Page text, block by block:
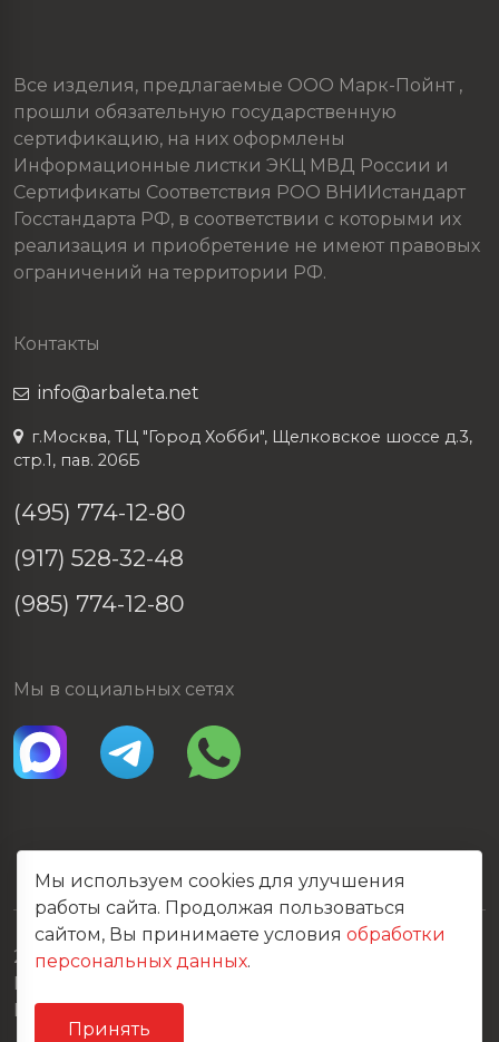
Все изделия, предлагаемые ООО Марк-Пойнт ,
прошли обязательную государственную
сертификацию, на них оформлены
Информационные листки ЭКЦ МВД России и
Сертификаты Соответствия РОО ВНИИстандарт
Госстандарта РФ, в соответствии с которыми их
реализация и приобретение не имеют правовых
ограничений на территории РФ.
Контакты
info@arbaleta.net
г.Москва, ТЦ "Город Хобби", Щелковское шоссе д.3,
стр.1, пав. 206Б
(495) 774-12-80
(917) 528-32-48
(985) 774-12-80
Мы в социальных сетях
2026 © Все права защищены
Политика конфиденциальности
Карта сайта
Мы используем cookies для улучшения
работы сайта. Продолжая пользоваться
сайтом, Вы принимаете условия обработки
персональных данных.
Принять